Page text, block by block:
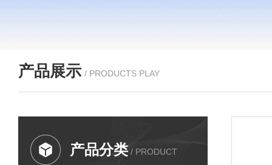
产品展示 / PRODUCTS PLAY
产品分类 / PRODUCT